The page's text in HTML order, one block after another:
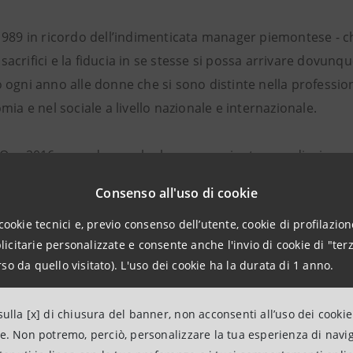
Consenso all'uso di cookie
tecnici e, previo consenso dell’utente, cookie di
personalizzate e consente anche l'invio di cookie di
da quello visitato). L'uso dei cookie ha la durata di 1 anno.
[x] di chiusura del banner, non acconsenti all’uso dei
Non potremo, perciò, personalizzare la tua esperienza di
in ricordo dell’indimenticata manager piemontese -
e la fiducia in se stesse si possa arrivare
ogni anno alle donne che si sono distinte nella
e nel sociale a livello nazionale e internazionale.
2016 sono donne che hanno raggiunto grandi e
Paese, la speranza e il futuro della nostra economia,
che produce e lavora.
di premiazionesi svolgerà a Roma il17 giugno ,
Raidue il 23 giugno.